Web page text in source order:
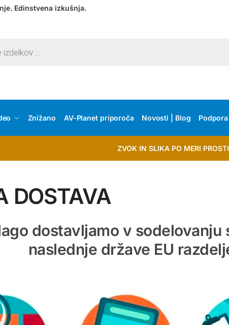
Edinstvena izkušnja.
Znižano AV-Planet priporoča Novosti | Blog
ZVOK IN SLIKA PO MERI
DOSTAVA
dostavljamo v
naslednje države EU